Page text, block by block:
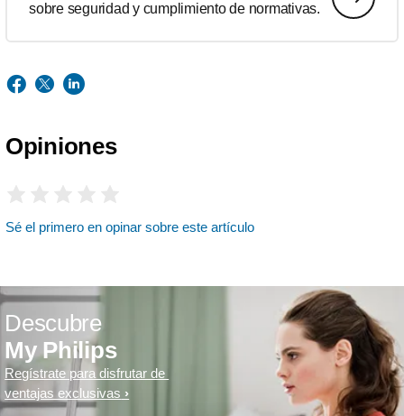
sobre seguridad y cumplimiento de normativas.
Opiniones
Sé el primero en opinar sobre este artículo
Descubre
My Philips
Regístrate para disfrutar de
ventajas exclusivas